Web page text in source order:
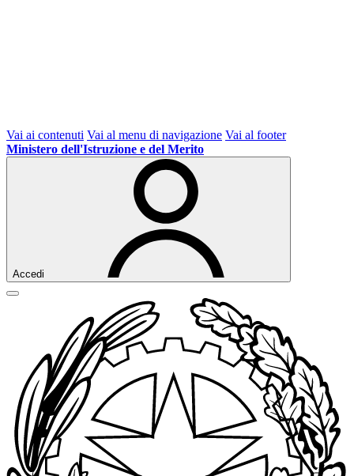
Vai ai contenuti Vai al menu di navigazione Vai al footer
Ministero dell'Istruzione e del Merito
Accedi